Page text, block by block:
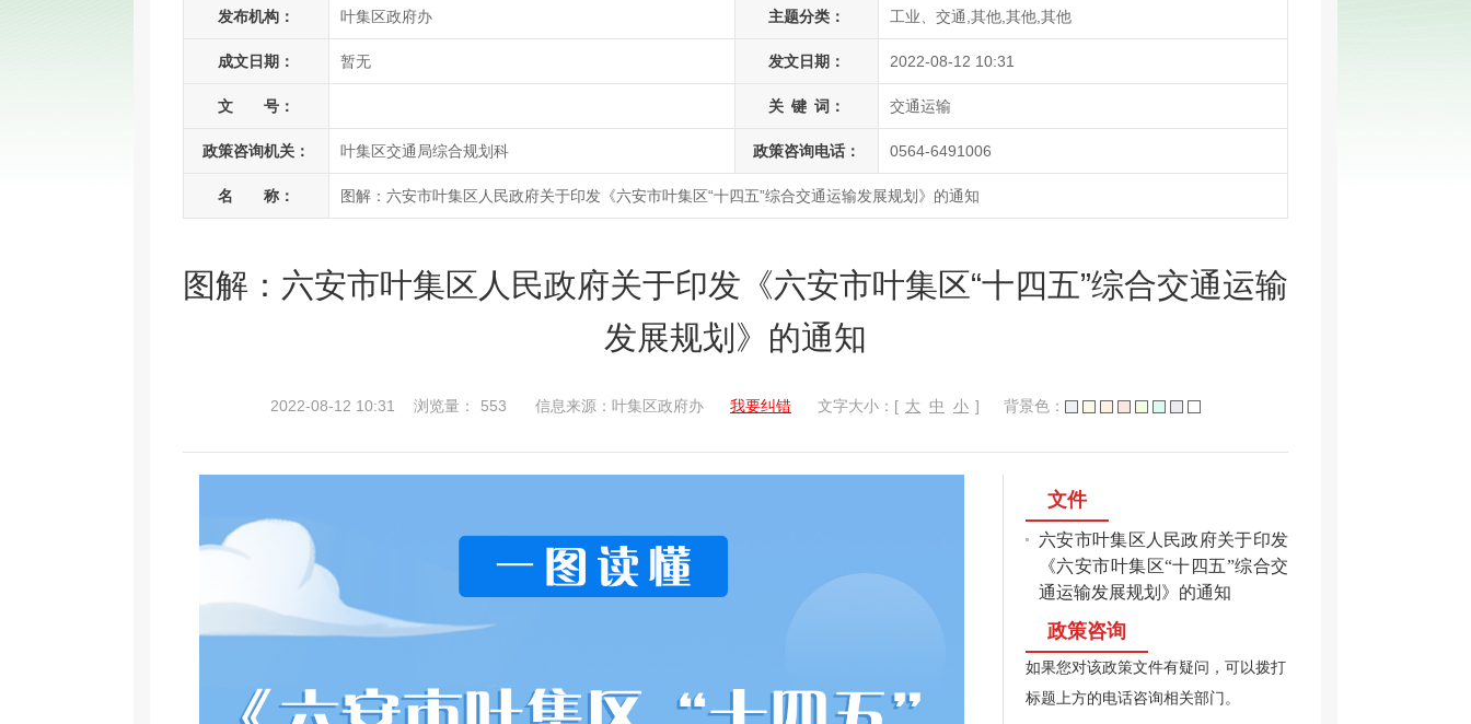
发布机构： 叶集区政府办 主题分类： 工业、交通,其他,其他,其他
成文日期： 暂无 发文日期： 2022-08-12 10:31
文 号： 关 键 词： 交通运输
政策咨询机关： 叶集区交通局综合规划科 政策咨询电话： 0564-6491006
名 称： 图解：六安市叶集区人民政府关于印发《六安市叶集区“十四五”综合交通运输发展规划》的通知
图解：六安市叶集区人民政府关于印发《六安市叶集区“十四五”综合交通运输
发展规划》的通知
2022-08-12 10:31 浏览量： 553 信息来源：叶集区政府办 我要纠错 文字大小：[ 大 中 小 ] 背景色：
文件
六安市叶集区人民政府关于印发
《六安市叶集区“十四五”综合交
通运输发展规划》的通知
政策咨询
如果您对该政策文件有疑问，可以拨打
标题上方的电话咨询相关部门。